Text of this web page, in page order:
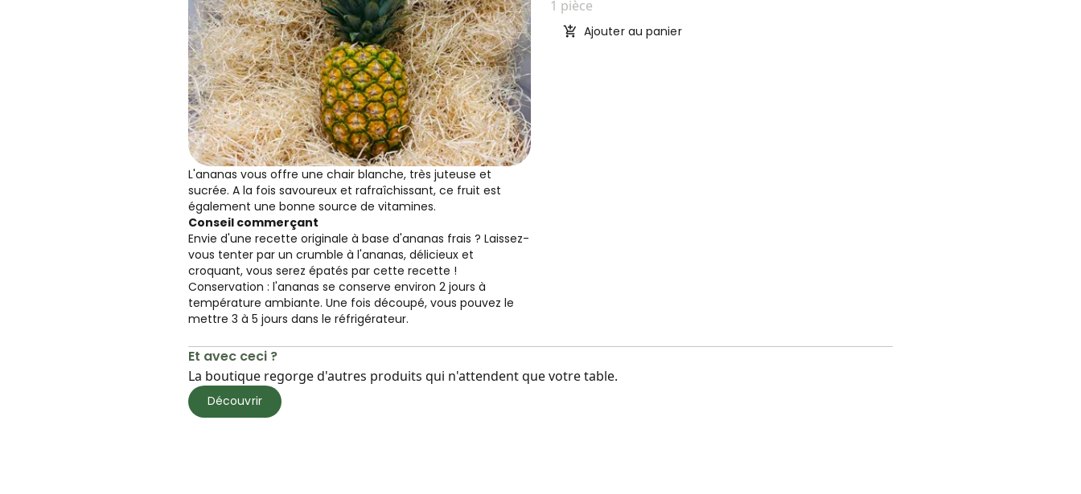
L'ananas vous offre une chair blanche, très juteuse et
sucrée. A la fois savoureux et rafraîchissant, ce fruit est
également une bonne source de vitamines.
Conseil commerçant
Envie d'une recette originale à base d'ananas frais ? Laissez-
vous tenter par un crumble à l'ananas, délicieux et
croquant, vous serez épatés par cette recette !
Conservation : l'ananas se conserve environ 2 jours à
température ambiante. Une fois découpé, vous pouvez le
mettre 3 à 5 jours dans le réfrigérateur.
1 pièce
Ajouter au panier
Et avec ceci ?
La boutique regorge d'autres produits qui n'attendent que votre table.
Découvrir